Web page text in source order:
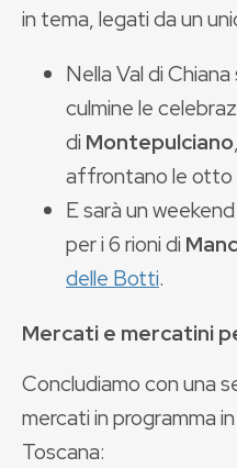
in tema, legati da un
Nella Val di
culmine le
di Montepulciano
affrontano le otto
E sarà un
per i 6 rioni di
delle Botti.
Mercati e mercatini
Concludiamo con una
mercati in programma
Toscana: